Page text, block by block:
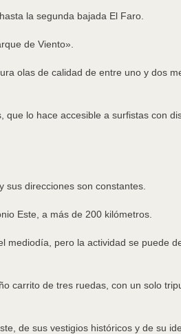
la segunda bajada El Faro.
de Viento».
olas de calidad de entre uno y dos
lo hace accesible a surfistas con
direcciones son constantes.
Este, a más de 200 kilómetros.
mediodía, pero la actividad se puede
carrito de tres ruedas, con un solo
de sus vestigios históricos y de su